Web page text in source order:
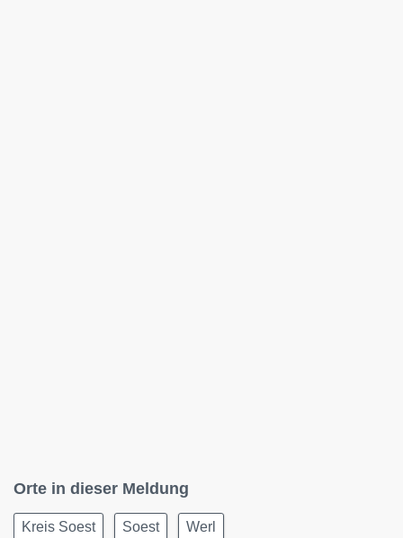
Orte in dieser Meldung
Kreis Soest Soest Werl